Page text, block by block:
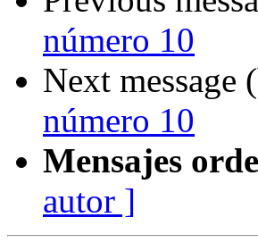
número 10
Next
número 10
Mensajes
autor ]